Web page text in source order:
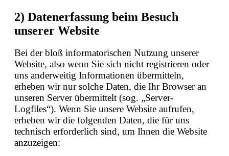
2) Datenerfassung beim Besuch
unserer Website
Bei der bloß informatorischen Nutzung unserer
Website, also wenn Sie sich nicht registrieren oder
uns anderweitig Informationen übermitteln,
erheben wir nur solche Daten, die Ihr Browser an
unseren Server übermittelt (sog. „Server-
Logfiles“). Wenn Sie unsere Website aufrufen,
erheben wir die folgenden Daten, die für uns
technisch erforderlich sind, um Ihnen die Website
anzuzeigen: